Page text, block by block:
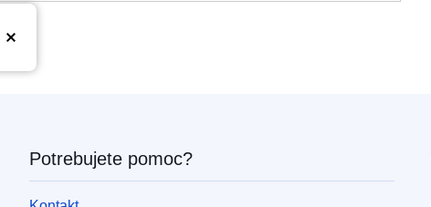
Potrebujete pomoc?